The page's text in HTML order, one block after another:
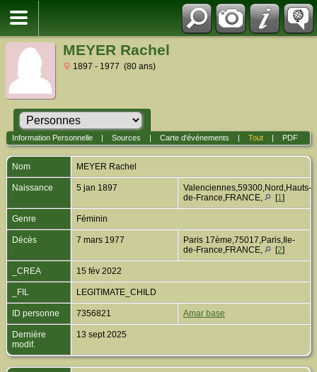
MEYER Rachel
1897 - 1977 (80 ans)
Information Personnelle| Sources Carte d'événements Tout| PDF
Nom MEYER Rachel
Naissance 5 jan 1897
Valenciennes,59300,Nord,Hauts-
de-France,FRANCE,
[1]
Genre Féminin
Décès 7 mars 1977
Paris 17ème,75017,Paris,Ile-
de-France,FRANCE,
[2]
_CREA 15 fév 2022
_FIL LEGITIMATE_CHILD
ID personne 7356821 Amar base
Dernière
modif.
13 sept 2025